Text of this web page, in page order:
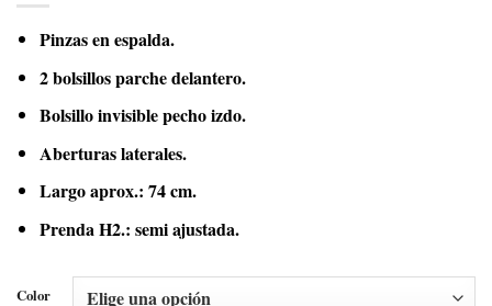
Pinzas en espalda.
2 bolsillos parche delantero.
Bolsillo invisible pecho izdo.
Aberturas laterales.
Largo aprox.: 74 cm.
Prenda H2.: semi ajustada.
Color